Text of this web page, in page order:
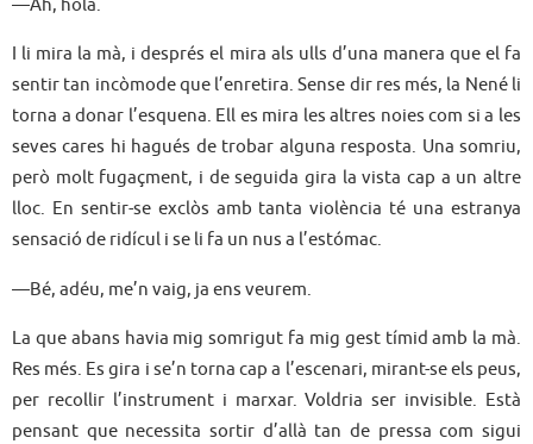
I li mira la mà, i després el mira als ulls d’una manera que el fa
sentir tan incòmode que l’enretira. Sense dir res més, la Nené li
torna a donar l’esquena. Ell es mira les altres noies com si a les
seves cares hi hagués de trobar alguna resposta. Una somriu,
però molt fugaçment, i de seguida gira la vista cap a un altre
lloc. En sentir-se exclòs amb tanta violència té una estranya
sensació de ridícul i se li fa un nus a l’estómac.
—Bé, adéu, me’n vaig, ja ens veurem.
La que abans havia mig somrigut fa mig gest tímid amb la mà.
Res més. Es gira i se’n torna cap a l’escenari, mirant-se els peus,
per recollir l’instrument i marxar. Voldria ser invisible. Està
pensant que necessita sortir d’allà tan de pressa com sigui